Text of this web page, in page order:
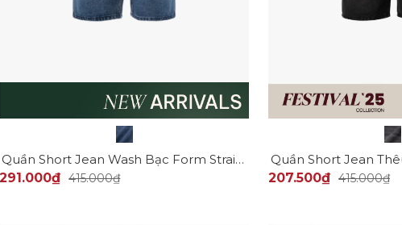
Quần Short Jean Wash Bạc Form Straight QS078
291.000₫ 415.000₫
207.500₫ 415.000₫